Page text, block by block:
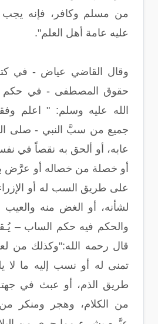
من مسلم وكافر، فإنه يجب
عليه عامة أهل العلم".
وقال القاضي عياض - في
حقوق المصطفى - في حكم
الله عليه وسلم: " اعلم
جميع من سبَّ النبي - صلى
عابه، أو ألحق به نقصاً في
أو خصلة من خصاله أو عرَّض
على طريق السب له أو الإزراء
لشأنه، أو الغض منه
والحكم فيه حكم الساب –
قال رحمه الله:"وكذلك من
تمنى له أو نسب إليه ما لا
طريق الذم، أو عبث في
من الكلام، وهجر ومنكر